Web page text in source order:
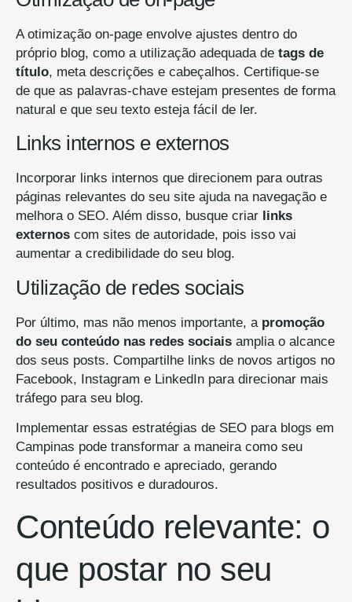
A otimização on-page envolve ajustes dentro do
próprio blog, como a utilização adequada de tags de
título, meta descrições e cabeçalhos. Certifique-se
de que as palavras-chave estejam presentes de forma
natural e que seu texto esteja fácil de ler.
Links internos e externos
Incorporar links internos que direcionem para outras
páginas relevantes do seu site ajuda na navegação e
melhora o SEO. Além disso, busque criar links
externos com sites de autoridade, pois isso vai
aumentar a credibilidade do seu blog.
Utilização de redes sociais
Por último, mas não menos importante, a promoção
do seu conteúdo nas redes sociais amplia o alcance
dos seus posts. Compartilhe links de novos artigos no
Facebook, Instagram e LinkedIn para direcionar mais
tráfego para seu blog.
Implementar essas estratégias de SEO para blogs em
Campinas pode transformar a maneira como seu
conteúdo é encontrado e apreciado, gerando
resultados positivos e duradouros.
Conteúdo relevante: o
que postar no seu